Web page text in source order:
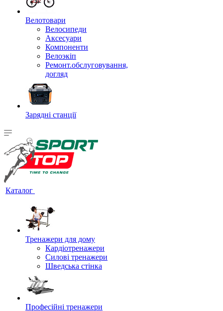
Велотовари
Велосипеди
Аксесуари
Компоненти
Велоэкіп
Ремонт.обслуговування,
догляд
Зарядні станції
Каталог
Тренажери для дому
Кардіотренажери
Силові тренажери
Шведська стінка
Професійні тренажери